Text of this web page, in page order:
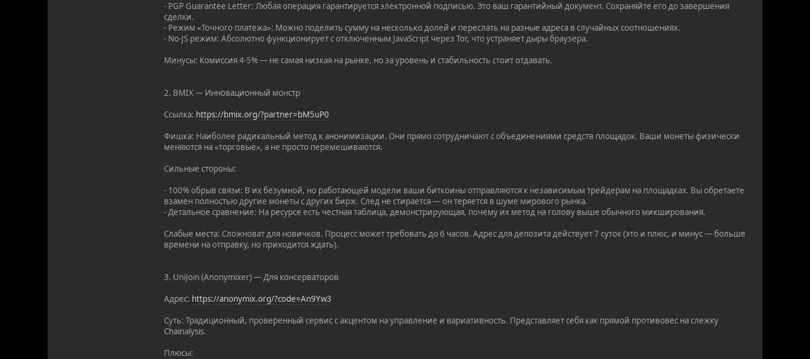
- PGP Guarantee Letter: Любая операция гарантируется электронной подписью. Это ваш гарантийный документ. Сохраняйте его до завершения
сделки.
- Режим «Точного платежа»: Можно поделить сумму на несколько долей и переслать на разные адреса в случайных соотношениях.
- No-JS режим: Абсолютно функционирует с отключенным JavaScript через Tor, что устраняет дыры браузера.
Минусы: Комиссия 4-5% — не самая низкая на рынке, но за уровень и стабильность стоит отдавать.
2. BMIX — Инновационный монстр
Ссылка: https://bmix.org/?partner=bM5uP0
Фишка: Наиболее радикальный метод к анонимизации. Они прямо сотрудничают с объединениями средств площадок. Ваши монеты физически
меняются на «торговые», а не просто перемешиваются.
Сильные стороны:
- 100% обрыв связи: В их безумной, но работающей модели ваши биткоины отправляются к независимым трейдерам на площадках. Вы обретаете
взамен полностью другие монеты с других бирж. След не стирается — он теряется в шуме мирового рынка.
- Детальное сравнение: На ресурсе есть честная таблица, демонстрирующая, почему их метод на голову выше обычного микширования.
Слабые места: Сложноват для новичков. Процесс может требовать до 6 часов. Адрес для депозита действует 7 суток (это и плюс, и минус — больше
времени на отправку, но приходится ждать).
3. UniJoin (Anonymixer) — Для консерваторов
Адрес: https://anonymix.org/?code=An9Yw3
Суть: Традиционный, проверенный сервис с акцентом на управление и вариативность. Представляет себя как прямой противовес на слежку
Chainalysis.
Плюсы: